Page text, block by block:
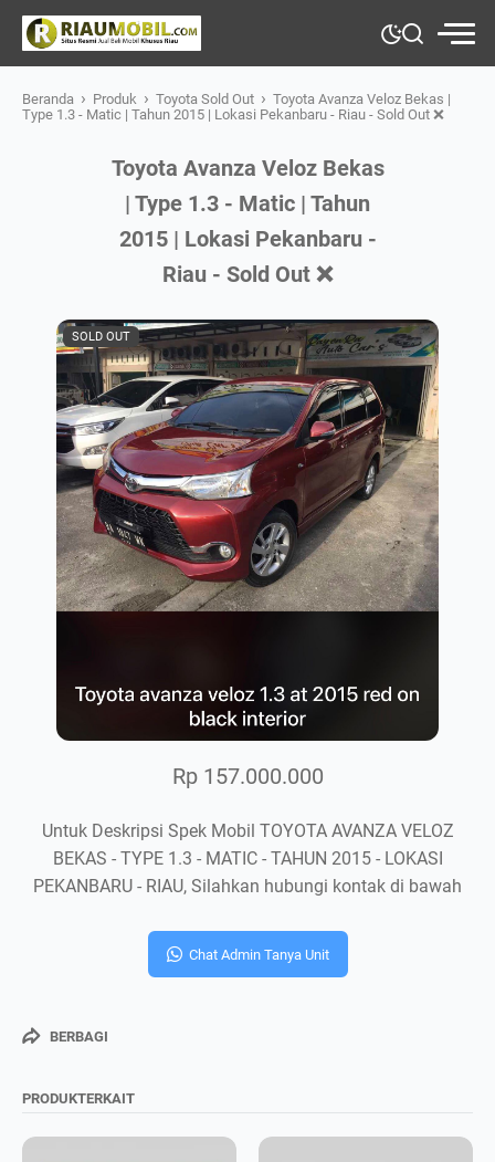
Beranda › Produk › Toyota Sold Out › Toyota Avanza Veloz Bekas |
Type 1.3 - Matic | Tahun 2015 | Lokasi Pekanbaru - Riau - Sold Out ❌
Toyota Avanza Veloz Bekas
| Type 1.3 - Matic | Tahun
2015 | Lokasi Pekanbaru -
Riau - Sold Out ❌
SOLD OUT
Rp 157.000.000
Untuk Deskripsi Spek Mobil TOYOTA AVANZA VELOZ
BEKAS - TYPE 1.3 - MATIC - TAHUN 2015 - LOKASI
PEKANBARU - RIAU, Silahkan hubungi kontak di bawah
Chat Admin Tanya Unit
BERBAGI
PRODUKTERKAIT